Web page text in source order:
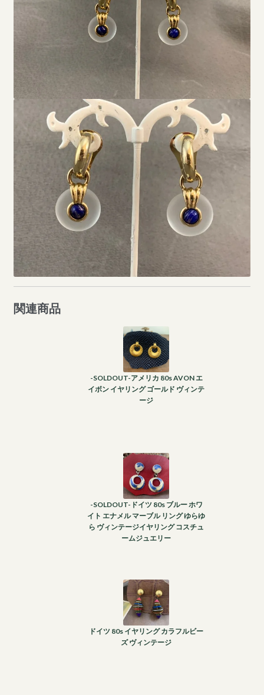
関連商品
-SOLDOUT-アメリカ 80s AVON エ
イボン イヤリング ゴールド ヴィンテ
ージ
-SOLDOUT-ドイツ 80s ブルー ホワ
イト エナメル マーブル リング ゆらゆ
ら ヴィンテージイヤリング コスチュ
ームジュエリー
ドイツ 80s イヤリング カラフルビー
ズ ヴィンテージ